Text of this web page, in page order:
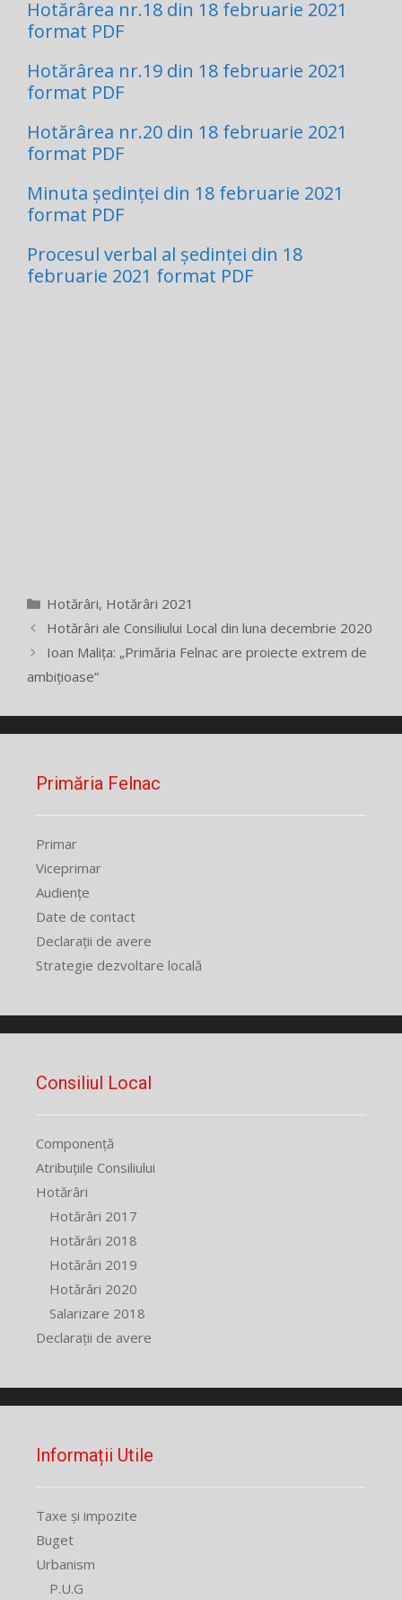
Hotărârea nr.18 din 18 februarie 2021
format PDF
Hotărârea nr.19 din 18 februarie 2021
format PDF
Hotărârea nr.20 din 18 februarie 2021
format PDF
Minuta ședinței din 18 februarie 2021
format PDF
Procesul verbal al ședinței din 18
februarie 2021 format PDF
Categorii
Hotărâri, Hotărâri 2021
Hotărâri ale Consiliului Local din luna decembrie 2020
Ioan Malița: „Primăria Felnac are proiecte extrem de
ambițioase”
Primăria Felnac
Primar
Viceprimar
Audiențe
Date de contact
Declarații de avere
Strategie dezvoltare locală
Consiliul Local
Componență
Atribuțiile Consiliului
Hotărâri
Hotărâri 2017
Hotărâri 2018
Hotărâri 2019
Hotărâri 2020
Salarizare 2018
Declarații de avere
Informații Utile
Taxe și impozite
Buget
Urbanism
P.U.G